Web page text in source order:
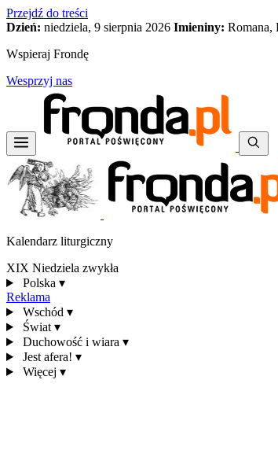
Przejdź do treści
Dzień: niedziela, 9 sierpnia 2026 Imieniny: Romana,
Wspieraj Frondę
Wesprzyj nas
Kalendarz liturgiczny
XIX Niedziela zwykła
Polska ▾
Reklama
Wschód ▾
Świat ▾
Duchowość i wiara ▾
Jest afera! ▾
Więcej ▾